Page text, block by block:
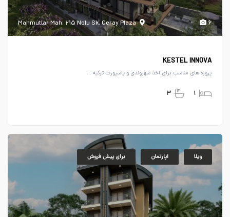
Mahmutlar Mah. ۲۱۵ Nolu Sk. Ceray Plaza ۶
KESTEL INNOVA
پروژه های مناسب برای اخذ شهروندی و پاسپورت ترکیه ...
۱ ۳
برای پیش فروش اپارتمان ویلا